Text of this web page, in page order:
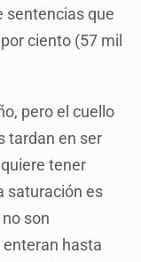
sentencias que
ciento (57 mil
pero el cuello
tardan en ser
tener
saturación es
son
hasta